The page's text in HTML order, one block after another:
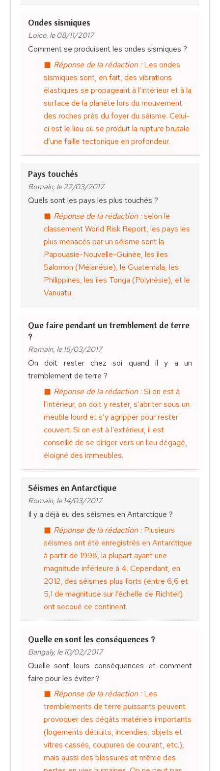
Ondes sismiques
Loice, le 08/11/2017
Comment se produisent les ondes sismiques ?
Réponse de la rédaction :Les ondes
sismiques sont, en fait, des vibrations
élastiques se propageant à l’intérieur et à la
surface de la planète lors du mouvement
des roches près du foyer du séisme. Celui-
ci est le lieu où se produit la rupture brutale
d’une faille tectonique en profondeur.
Pays touchés
Romain, le 22/03/2017
Quels sont les pays les plus touchés ?
Réponse de la rédaction :selon le
classement World Risk Report, les pays les
plus menacés par un séisme sont la
Papouasie-Nouvelle-Guinée, les îles
Salomon (Mélanésie), le Guatemala, les
Philippines, les îles Tonga (Polynésie), et le
Vanuatu.
Que faire pendant un tremblement de terre
?
Romain, le 15/03/2017
On doit rester chez soi quand il y a un
tremblement de terre ?
Réponse de la rédaction :Si on est à
l’intérieur, on doit y rester, s’abriter sous un
meuble lourd et s’y agripper pour rester
couvert. Si on est à l’extérieur, il est
conseillé de se diriger vers un lieu dégagé,
éloigné des immeubles.
Séismes en Antarctique
Romain, le 14/03/2017
Il y a déjà eu des séismes en Antarctique ?
Réponse de la rédaction :Plusieurs
séismes ont été enregistrés en Antarctique
à partir de 1998, la plupart ayant une
magnitude inférieure à 4. Cependant, en
2012, des séismes plus forts (entre 6,6 et
5,1 de magnitude sur l’échelle de Richter)
ont secoué ce continent.
Quelle en sont les conséquences ?
Bangaly, le 10/02/2017
Quelle sont leurs conséquences et comment
faire pour les éviter ?
Réponse de la rédaction :Les
tremblements de terre puissants peuvent
provoquer des dégâts matériels importants
(logements détruits, incendies, objets et
vitres cassés, coupures de courant, etc.),
mais aussi des blessures et même des